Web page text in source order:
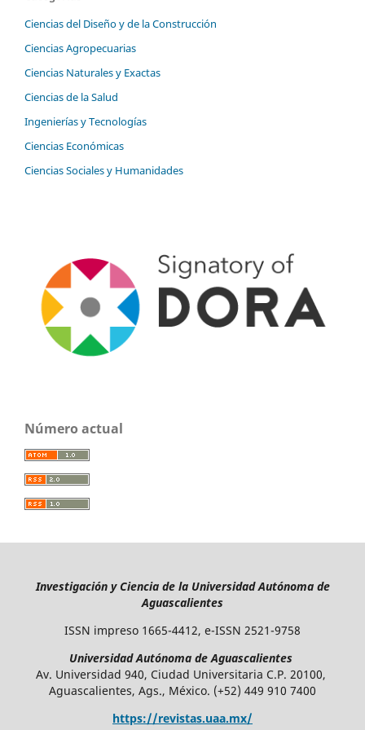
Ciencias del Diseño y de la Construcción
Ciencias Agropecuarias
Ciencias Naturales y Exactas
Ciencias de la Salud
Ingenierías y Tecnologías
Ciencias Económicas
Ciencias Sociales y Humanidades
Número actual
Investigación y Ciencia de la Universidad Autónoma de
Aguascalientes
ISSN impreso 1665-4412, e-ISSN 2521-9758
Universidad Autónoma de Aguascalientes
Av. Universidad 940, Ciudad Universitaria C.P. 20100,
Aguascalientes, Ags., México. (+52) 449 910 7400
https://revistas.uaa.mx/